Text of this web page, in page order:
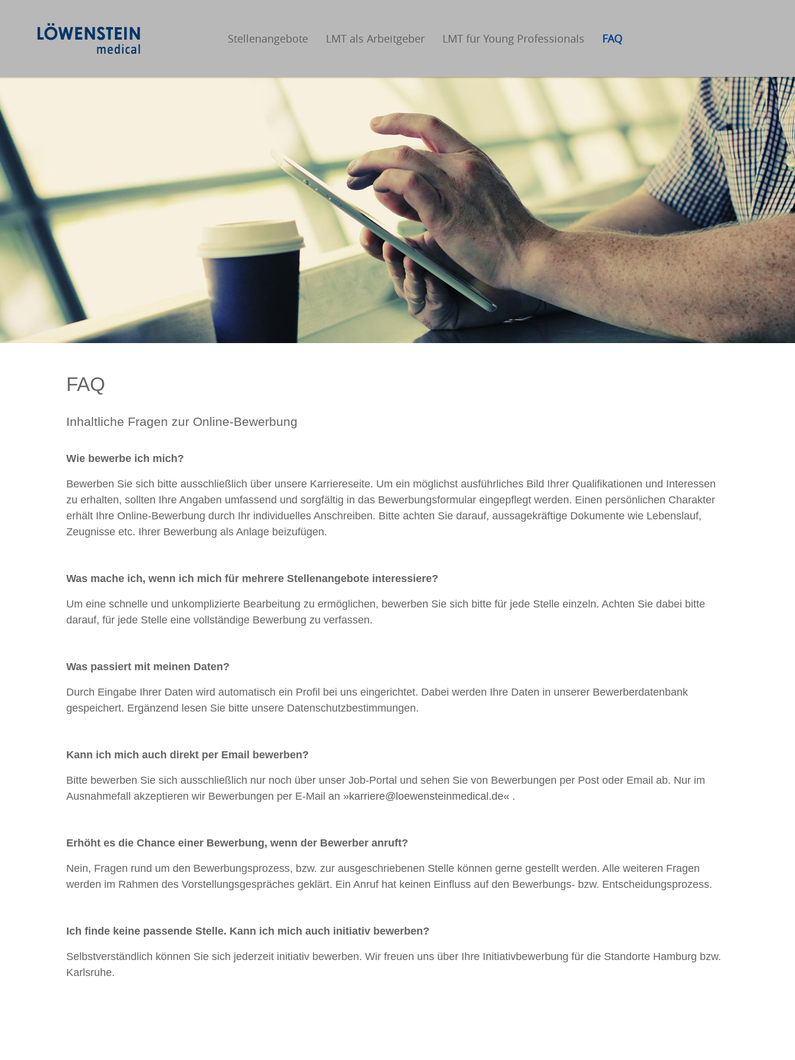
Stellenangebote LMT als Arbeitgeber LMT für Young Professionals FAQ
FAQ
Inhaltliche Fragen zur Online-Bewerbung
Wie bewerbe ich mich?
Bewerben Sie sich bitte ausschließlich über unsere Karriereseite. Um ein möglichst ausführliches Bild Ihrer Qualifikationen und Interessen
zu erhalten, sollten Ihre Angaben umfassend und sorgfältig in das Bewerbungsformular eingepflegt werden. Einen persönlichen Charakter
erhält Ihre Online-Bewerbung durch Ihr individuelles Anschreiben. Bitte achten Sie darauf, aussagekräftige Dokumente wie Lebenslauf,
Zeugnisse etc. Ihrer Bewerbung als Anlage beizufügen.
Was mache ich, wenn ich mich für mehrere Stellenangebote interessiere?
Um eine schnelle und unkomplizierte Bearbeitung zu ermöglichen, bewerben Sie sich bitte für jede Stelle einzeln. Achten Sie dabei bitte
darauf, für jede Stelle eine vollständige Bewerbung zu verfassen.
Was passiert mit meinen Daten?
Durch Eingabe Ihrer Daten wird automatisch ein Profil bei uns eingerichtet. Dabei werden Ihre Daten in unserer Bewerberdatenbank
gespeichert. Ergänzend lesen Sie bitte unsere Datenschutzbestimmungen.
Kann ich mich auch direkt per Email bewerben?
Bitte bewerben Sie sich ausschließlich nur noch über unser Job-Portal und sehen Sie von Bewerbungen per Post oder Email ab. Nur im
Ausnahmefall akzeptieren wir Bewerbungen per E-Mail an
karriere@loewensteinmedical.de .
Erhöht es die Chance einer Bewerbung, wenn der Bewerber anruft?
Nein, Fragen rund um den Bewerbungsprozess, bzw. zur ausgeschriebenen Stelle können gerne gestellt werden. Alle weiteren Fragen
werden im Rahmen des Vorstellungsgespräches geklärt. Ein Anruf hat keinen Einfluss auf den Bewerbungs- bzw. Entscheidungsprozess.
Ich finde keine passende Stelle. Kann ich mich auch initiativ bewerben?
Selbstverständlich können Sie sich jederzeit initiativ bewerben. Wir freuen uns über Ihre Initiativbewerbung für die Standorte Hamburg bzw.
Karlsruhe.